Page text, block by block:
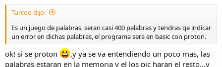
Turcoo dijo:
Es un juego de palabras, seran casi 400 palabras y tendras qe indicar
un error en dichas palabras, el programa sera en basic con proton.
ok! si se proton
,y ya se va entendiendo un poco mas, las
palabras estaran en la memoria y el los pic haran el resto...y